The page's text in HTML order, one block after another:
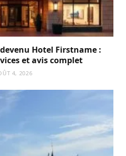
Hotel Firstname :
et avis complet
4, 2026